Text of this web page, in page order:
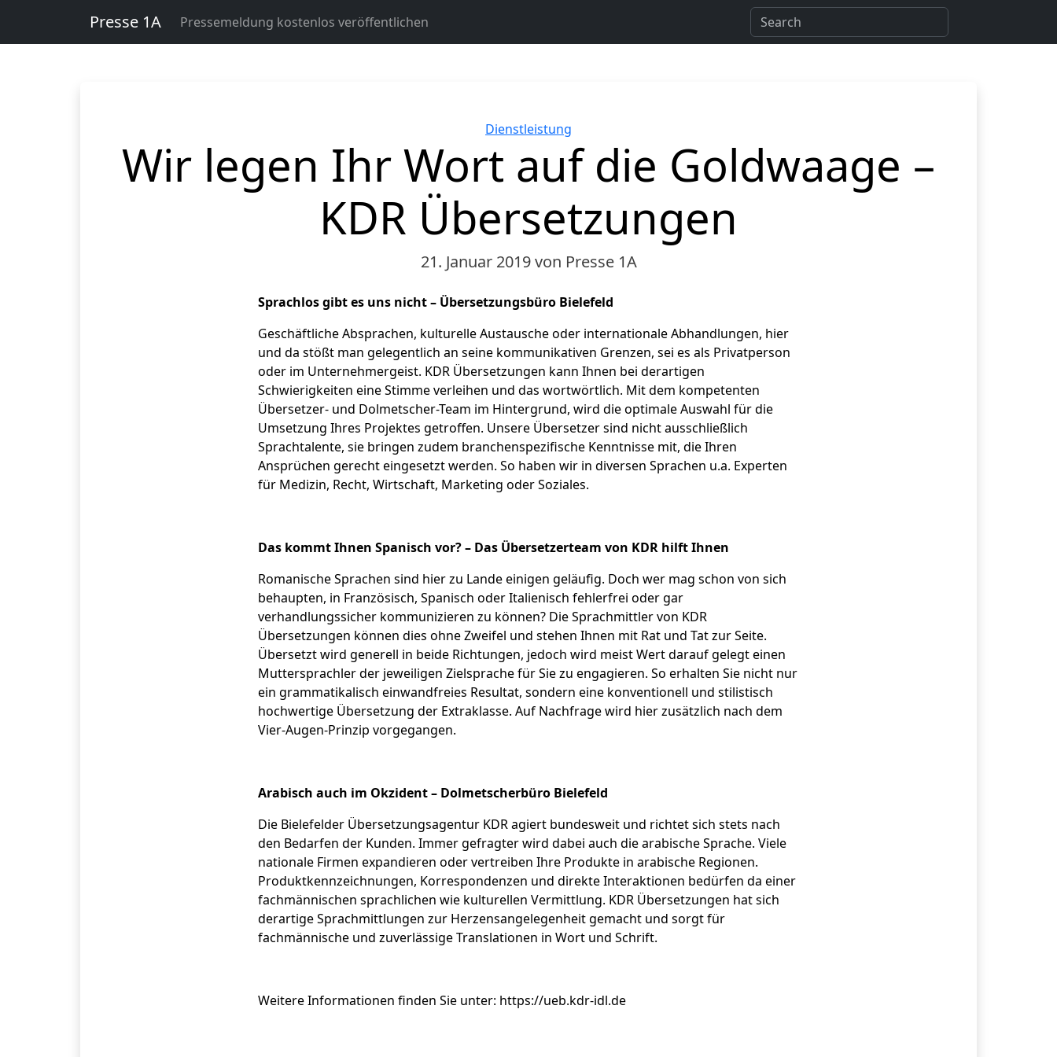
Presse 1A Pressemeldung kostenlos veröffentlichen
Kategorien
Dienstleistung
Wir legen Ihr Wort auf die Goldwaage –
KDR Übersetzungen
21. Januar 2019von Presse 1A
Sprachlos gibt es uns nicht – Übersetzungsbüro Bielefeld
Geschäftliche Absprachen, kulturelle Austausche oder internationale Abhandlungen, hier
und da stößt man gelegentlich an seine kommunikativen Grenzen, sei es als Privatperson
oder im Unternehmergeist. KDR Übersetzungen kann Ihnen bei derartigen
Schwierigkeiten eine Stimme verleihen und das wortwörtlich. Mit dem kompetenten
Übersetzer- und Dolmetscher-Team im Hintergrund, wird die optimale Auswahl für die
Umsetzung Ihres Projektes getroffen. Unsere Übersetzer sind nicht ausschließlich
Sprachtalente, sie bringen zudem branchenspezifische Kenntnisse mit, die Ihren
Ansprüchen gerecht eingesetzt werden. So haben wir in diversen Sprachen u.a. Experten
für Medizin, Recht, Wirtschaft, Marketing oder Soziales.
Das kommt Ihnen Spanisch vor? – Das Übersetzerteam von KDR hilft Ihnen
Romanische Sprachen sind hier zu Lande einigen geläufig. Doch wer mag schon von sich
behaupten, in Französisch, Spanisch oder Italienisch fehlerfrei oder gar
verhandlungssicher kommunizieren zu können? Die Sprachmittler von KDR
Übersetzungen können dies ohne Zweifel und stehen Ihnen mit Rat und Tat zur Seite.
Übersetzt wird generell in beide Richtungen, jedoch wird meist Wert darauf gelegt einen
Muttersprachler der jeweiligen Zielsprache für Sie zu engagieren. So erhalten Sie nicht nur
ein grammatikalisch einwandfreies Resultat, sondern eine konventionell und stilistisch
hochwertige Übersetzung der Extraklasse. Auf Nachfrage wird hier zusätzlich nach dem
Vier-Augen-Prinzip vorgegangen.
Arabisch auch im Okzident – Dolmetscherbüro Bielefeld
Die Bielefelder Übersetzungsagentur KDR agiert bundesweit und richtet sich stets nach
den Bedarfen der Kunden. Immer gefragter wird dabei auch die arabische Sprache. Viele
nationale Firmen expandieren oder vertreiben Ihre Produkte in arabische Regionen.
Produktkennzeichnungen, Korrespondenzen und direkte Interaktionen bedürfen da einer
fachmännischen sprachlichen wie kulturellen Vermittlung. KDR Übersetzungen hat sich
derartige Sprachmittlungen zur Herzensangelegenheit gemacht und sorgt für
fachmännische und zuverlässige Translationen in Wort und Schrift.
Weitere Informationen finden Sie unter: https://ueb.kdr-idl.de